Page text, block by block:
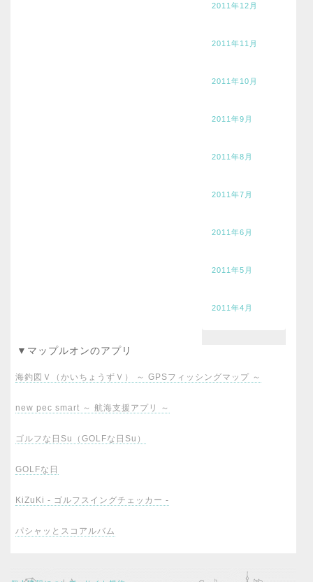
2011年12月
2011年11月
2011年10月
2011年9月
2011年8月
2011年7月
2011年6月
2011年5月
2011年4月
▼マップルオンのアプリ
海釣図Ｖ（かいちょうずＶ） ～ GPSフィッシングマップ ～
new pec smart ～ 航海支援アプリ ～
ゴルフな日Su（GOLFな日Su）
GOLFな日
KiZuKi - ゴルフスイングチェッカー -
パシャッとスコアルバム